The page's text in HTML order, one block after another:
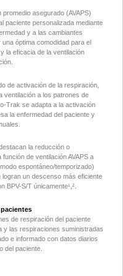
asegurado (AVAPS)
paciente personalizada mediante
y a las cambiantes
óptima comodidad para el
la eficacia de la ventilación
de activación de la respiración,
ventilación a los patrones de
Trak se adapta a la activación
la enfermedad del paciente y
la reducción o
de ventilación AVAPS a
espontáneo/temporizado)
un descenso más eficiente
BPV-S/T únicamente¹,².
de respiración del paciente
y las respiraciones suministradas
e informado con datos diarios
del paciente.